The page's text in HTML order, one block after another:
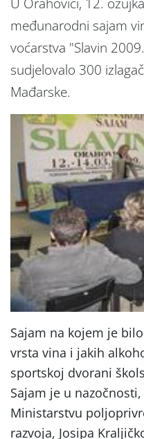
međunarodni sajam
voćarstva "Slavin
sudjelovalo 300
Mađarske.
Sajam na kojem je
vrsta vina i jakih
sportskoj dvorani
Sajam je u
Ministarstvu
razvoja, Josipa